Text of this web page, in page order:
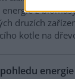
energie z
druzích
kotle na
energie